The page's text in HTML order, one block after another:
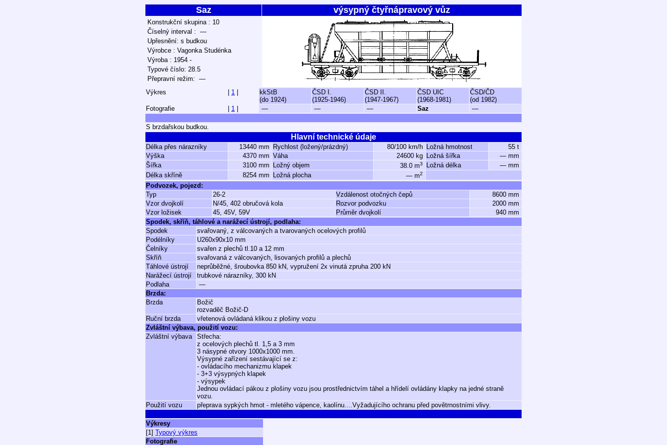
Saz výsypný čtyřnápravový vůz
Konstrukční skupina : 10
Číselný interval : —
Upřesnění: s budkou
Výrobce : Vagonka Studénka
Výroba : 1954 -
Typové číslo: 28.5
Přepravní režim: —
Výkres
1
kkStB
(do 1924)
ČSD I.
(1925-1946)
ČSD II.
(1947-1967)
ČSD UIC
(1968-1981)
ČSD/ČD
(od 1982)
Fotografie
1 — — — Saz —
S brzdařskou budkou.
Hlavní technické údaje
Délka přes nárazníky 13440 mm Rychlost (ložený/prázdný) 80/100 km/h Ložná hmotnost
55 t
Výška
4370 mm Váha 24600 kg Ložná šířka
— mm
Šířka
3100 mm Ložný objem 38.0 m3 Ložná délka
— mm
Délka skříně
8254 mm Ložná plocha — m2
Podvozek, pojezd:
Typ
26-2 Vzdálenost otočných čepů
8600 mm
Vzor dvojkolí
N/45, 402 obručová kola Rozvor podvozku
2000 mm
Vzor ložisek
45, 45V, 59V Průměr dvojkolí
940 mm
Spodek, skříň, táhlové a narážecí ústrojí, podlaha:
Spodek
svařovaný, z válcovaných a tvarovaných ocelových profilů
Podélníky
U260x90x10 mm
Čelníky
svařen z plechů tl.10 a 12 mm
Skříň
svařovaná z válcovaných, lisovaných profilů a plechů
Táhlové ústrojí
neprůběžné, šroubovka 850 kN, vypružení 2x vinutá zpruha 200 kN
Narážecí ústrojí
trubkové nárazníky, 300 kN
Podlaha
—
Brzda:
Brzda
Božič
rozvaděč Božič-D
Ruční brzda
vřetenová ovládaná klikou z plošiny vozu
Zvláštní výbava, použití vozu:
Zvláštní výbava
Střecha:
z ocelových plechů tl. 1,5 a 3 mm
3 násypné otvory 1000x1000 mm.
Výsypné zařízení sestávající se z:
- ovládacího mechanizmu klapek
- 3+3 výsypných klapek
- výsypek
Jednou ovládací pákou z plošiny vozu jsou prostřednictvím táhel a hřídelí ovládány klapky na jedné straně
vozu.
Použití vozu
přeprava sypkých hmot - mletého vápence, kaolínu....Vyžadujícího ochranu před povětrnostními vlivy.
Výkresy
[1] Typový výkres
Fotografie